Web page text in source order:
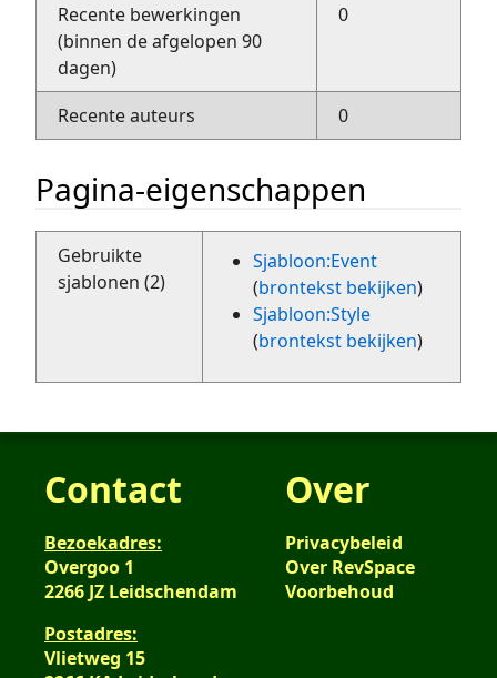
Recente bewerkingen
(binnen de afgelopen 90
dagen)
0
Recente auteurs 0
Pagina-eigenschappen
Gebruikte
sjablonen (2)
Sjabloon:Event
(brontekst bekijken)
Sjabloon:Style
(brontekst bekijken)
Contact
Bezoekadres:
Overgoo 1
2266 JZ Leidschendam
Postadres:
Vlietweg 15
Over
Privacybeleid
Over RevSpace
Voorbehoud